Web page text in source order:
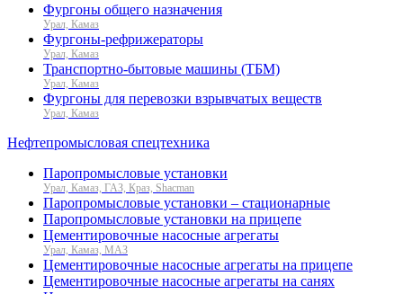
Фургоны общего назначения
Урал, Камаз
Фургоны-рефрижераторы
Урал, Камаз
Транспортно-бытовые машины (ТБМ)
Урал, Камаз
Фургоны для перевозки взрывчатых веществ
Урал, Камаз
Нефтепромысловая спецтехника
Паропромысловые установки
Урал, Камаз, ГАЗ, Краз, Shacman
Паропромысловые установки – стационарные
Паропромысловые установки на прицепе
Цементировочные насосные агрегаты
Урал, Камаз, МАЗ
Цементировочные насосные агрегаты на прицепе
Цементировочные насосные агрегаты на санях